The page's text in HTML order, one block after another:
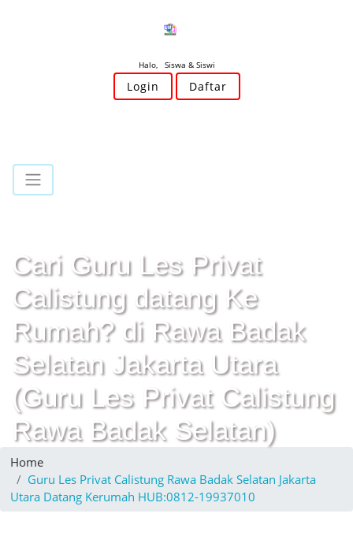
Halo, Siswa & Siswi
Login Daftar
Cari Guru Les Privat
Calistung datang Ke
Rumah? di Rawa Badak
Selatan Jakarta Utara
(Guru Les Privat Calistung
Rawa Badak Selatan)
Home
Guru Les Privat Calistung Rawa Badak Selatan Jakarta
Utara Datang Kerumah HUB:0812-19937010